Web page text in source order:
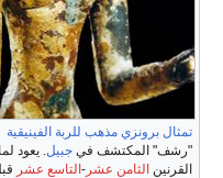
تمثال برونزي مذهب للربة الفينيقية
"رشف" المكتشف في جبيل. يعود
القرنين الثامن عشر -التاسع عشر